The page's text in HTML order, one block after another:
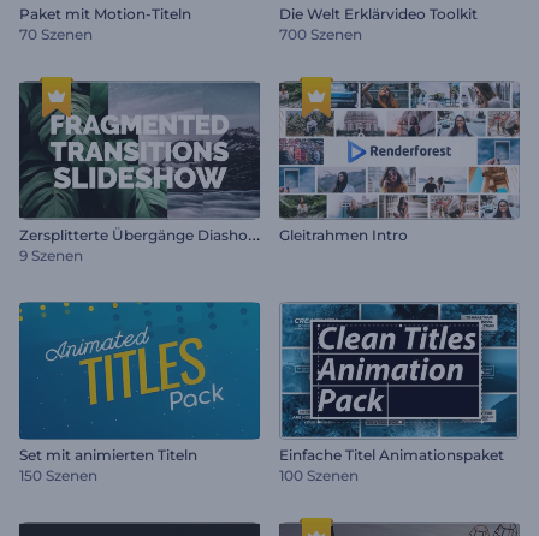
Paket mit Motion-Titeln
70 Szenen
Die Welt Erklärvideo Toolkit
700 Szenen
Z
ersplitterte Übergänge Diashow
9 Szenen
Gleitrahmen Intro
Set mit animierten Titeln
150 Szenen
Einfache Titel Animationspaket
100 Szenen